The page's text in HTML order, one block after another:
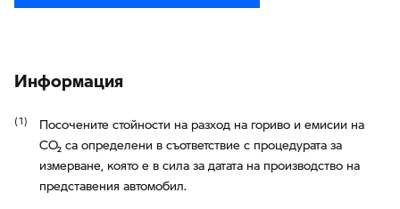
Информация
Посочените стойности на разход на гориво и емисии на
CO₂ са определени в съответствие с процедурата за
измерване, която е в сила за датата на производство на
представения автомобил.